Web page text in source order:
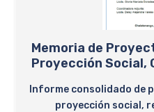
Memoria de
Proyección Social,
Informe consolidado de
proyección social,